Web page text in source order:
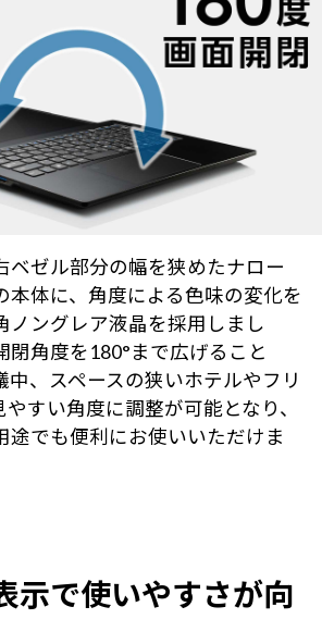
ベゼル部分の幅を狭めたナロー
本体に、角度による色味の変化を
ノングレア液晶を採用しまし
閉角度を180°まで広げること
中、スペースの狭いホテルやフリ
すい角度に調整が可能となり、
途でも便利にお使いいただけま
示で使いやすさが向